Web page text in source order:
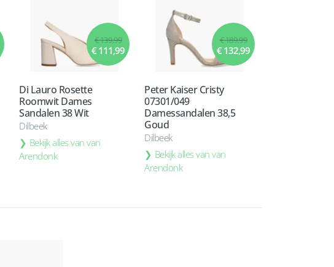
€ 139,99
€ 111,99
Di Lauro Rosette
Roomwit Dames
Sandalen 38 Wit
Dilbeek
Bekijk alles van van
Arendonk
€ 189,99
€ 132,99
Peter Kaiser Cristy
07301/049
Damessandalen 38,5
Goud
Dilbeek
Bekijk alles van van
Arendonk